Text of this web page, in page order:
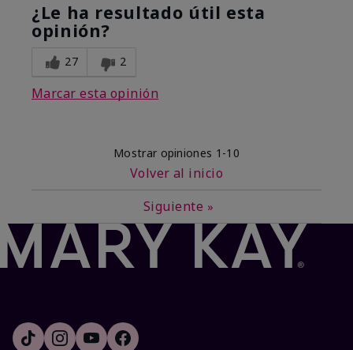
¿Le ha resultado útil esta
opinión?
27 2
Marcar esta opinión
Mostrar opiniones 1-10
Volver al inicio
Siguiente »